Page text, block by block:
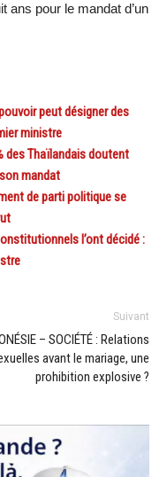
ans pour le mandat d’un
peut désigner des
ministre
des Thaïlandais doutent
mandat
de parti politique se
l’ont décidé :
Suivant
– SOCIÉTÉ : Relations
avant le mariage, une
prohibition explosive ?